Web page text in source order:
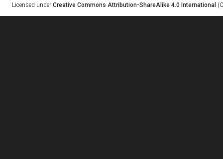
Licensed under Creative Commons Attribution-ShareAlike 4.0 International